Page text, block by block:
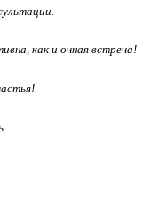
как и очная встреча!